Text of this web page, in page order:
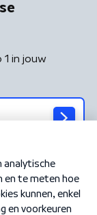
1 in jouw